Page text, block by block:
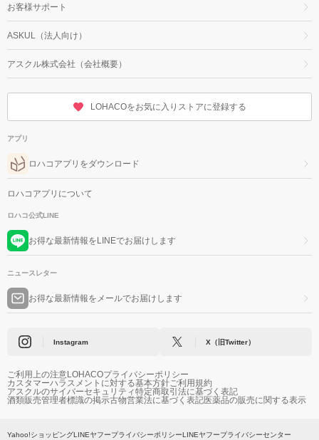
お客様サポート
ASKUL（法人向け）
アスクル株式会社（会社概要）
LOHACOをお気に入りストアに登録する
アプリ
ロハコアプリをダウンロード
ロハコアプリについて
ロハコ公式LINE
お得な最新情報をLINEでお届けします
ニュースレター
お得な最新情報をメールでお届けします
Instagram X（旧Twitter）
ご利用上の注意LOHACOプライバシーポリシー
カスタマーハラスメントに対する基本方針ご利用規約
アスクルのサイバーセキュリティ特定商取引法に基づく表記
酒類販売管理者標識の掲示古物営業法に基づく表記医薬品の販売に関する表示
Yahoo!ショッピングLINEヤフープライバシーポリシーLINEヤフープライバシーセンター